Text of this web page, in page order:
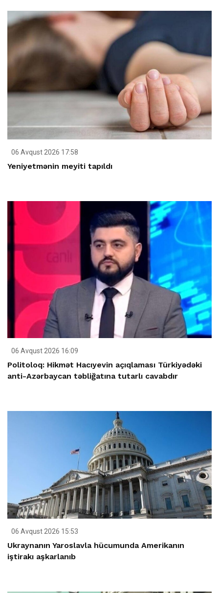
06 Avqust 2026 17:58
Yeniyetmənin meyiti tapıldı
06 Avqust 2026 16:09
Politoloq: Hikmət Hacıyevin açıqlaması Türkiyədəki
anti-Azərbaycan təbliğatına tutarlı cavabdır
06 Avqust 2026 15:53
Ukraynanın Yaroslavla hücumunda Amerikanın
iştirakı aşkarlanıb